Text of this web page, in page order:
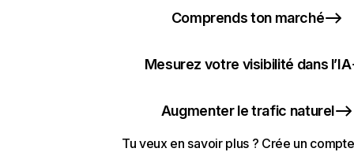
Comprends ton marché
Mesurez votre visibilité dans l’IA
Augmenter le trafic naturel
Tu veux en savoir plus ? Crée un compte